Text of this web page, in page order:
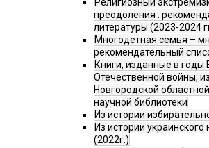
Религиозный
преодоления :
литературы (2023-2024
Многодетная семья –
рекомендательный
Книги, изданные в годы
Отечественной войны,
Новгородской
научной библиотеки
Из истории
Из истории
(2022г.)